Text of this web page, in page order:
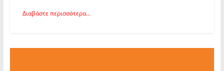
Διαβάστε περισσότερα...